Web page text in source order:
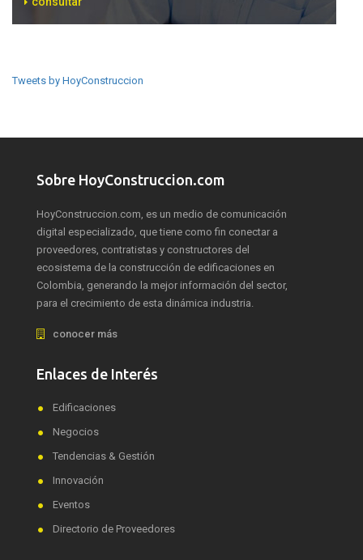
Tweets by HoyConstruccion
Sobre HoyConstruccion.com
HoyConstruccion.com, es un medio de comunicación
digital especializado, que tiene como fin conectar a
proveedores, contratistas y constructores del
ecosistema de la construcción de edificaciones en
Colombia, generando la mejor información del sector,
para el crecimiento de esta dinámica industria.
conocer más
Enlaces de Interés
Edificaciones
Negocios
Tendencias & Gestión
Innovación
Eventos
Directorio de Proveedores